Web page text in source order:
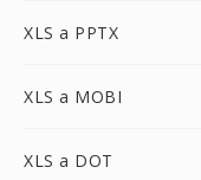
XLS a PPTX
XLS a MOBI
XLS a DOT